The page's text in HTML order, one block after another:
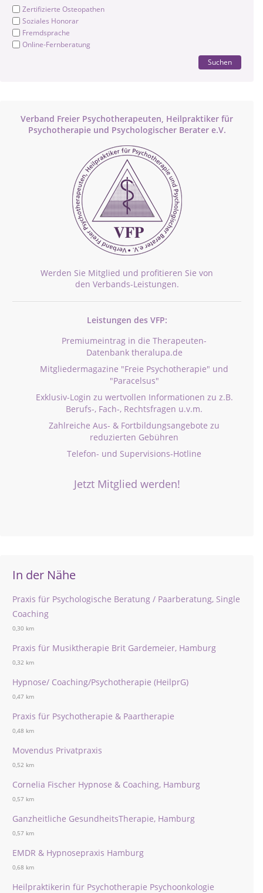
Zertifizierte Osteopathen
Soziales Honorar
Fremdsprache
Online-Fernberatung
Suchen
Verband Freier Psychotherapeuten, Heilpraktiker für
Psychotherapie und Psychologischer Berater e.V.
Werden Sie Mitglied und profitieren Sie von
den Verbands-Leistungen.
Leistungen des VFP:
Premiumeintrag in die Therapeuten-
Datenbank theralupa.de
Mitgliedermagazine "Freie Psychotherapie" und
"Paracelsus"
Exklusiv-Login zu wertvollen Informationen zu z.B.
Berufs-, Fach-, Rechtsfragen u.v.m.
Zahlreiche Aus- & Fortbildungsangebote zu
reduzierten Gebühren
Telefon- und Supervisions-Hotline
Jetzt Mitglied werden!
In der Nähe
Praxis für Psychologische Beratung / Paarberatung, Single
Coaching
0,30 km
Praxis für Musiktherapie Brit Gardemeier, Hamburg
0,32 km
Hypnose/ Coaching/Psychotherapie (HeilprG)
0,47 km
Praxis für Psychotherapie & Paartherapie
0,48 km
Movendus Privatpraxis
0,52 km
Cornelia Fischer Hypnose & Coaching, Hamburg
0,57 km
Ganzheitliche GesundheitsTherapie, Hamburg
0,57 km
EMDR & Hypnosepraxis Hamburg
0,68 km
Heilpraktikerin für Psychotherapie Psychoonkologie